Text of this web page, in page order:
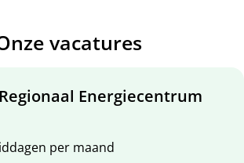
vacatures
Energiecentrum
per maand